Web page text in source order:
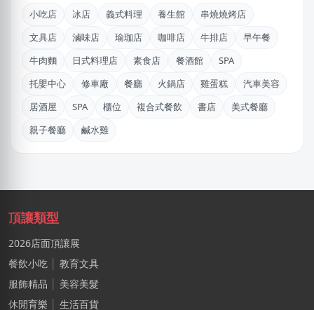
江X珮
台中市｜預算 10萬元以下
廖X臻
新北市｜預算 30萬~50萬元
林X雲
台南市｜預算 100萬元以上
林X羽
桃園市｜預算 10萬~30萬元
姚X生
嘉義市｜預算 10萬~30萬元
湯X成
小吃店 冰店 義式料理 養生館
串燒燒烤店
文具店
滷味店 瑜珈店 咖啡店 牛排店
早午餐
牛肉麵
日式料理店 素食店 餐酒館
SPA
托嬰中心
修車廠 餐廳 火鍋店 雞蛋糕
汽車美容
居酒屋
SPA 櫃位 複合式餐飲 書店
美式餐廳
親子餐廳
鹹水雞
頂讓類型
2026店面頂讓展
餐飲小吃
教育文具
服飾精品
美容美髮
休閒育樂
生活百貨